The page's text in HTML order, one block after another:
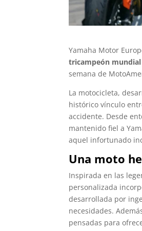
Yamaha Motor
tricampeón mundial
semana de
La motocicleta,
histórico vínculo
accidente. Desde
mantenido fiel a
aquel infortunado
Una moto
Inspirada en las
personalizada
desarrollada por
necesidades.
pensadas para